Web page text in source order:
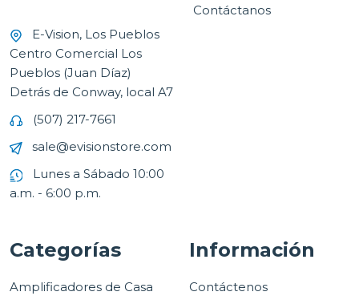
E-Vision, Los Pueblos
Centro Comercial Los
Pueblos (Juan Díaz)
Detrás de Conway, local A7
(507) 217-7661
sale@evisionstore.com
Lunes a Sábado 10:00
a.m. - 6:00 p.m.
Contáctanos
Categorías
Amplificadores de Casa
Información
Contáctenos